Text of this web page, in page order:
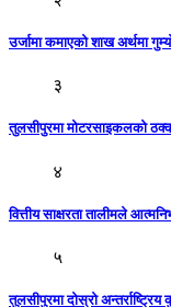
उर्जामा कमाएको शाख अर्थमा
३
तुलसीपुरमा मोटरसाइकलको
४
वित्तीय साक्षरता तालीमले
५
तुलसीपुरमा दोस्रो अन्तर्राष्ट्रिय